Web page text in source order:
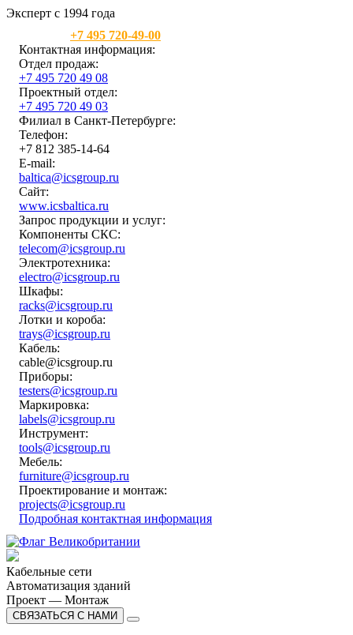
Эксперт с 1994 года
+7 495 720-49-00
Контактная информация:
Отдел продаж:
+7 495 720 49 08
Проектный отдел:
+7 495 720 49 03
Филиал в Санкт-Петербурге:
Телефон:
+7 812 385-14-64
E-mail:
baltica@icsgroup.ru
Сайт:
www.icsbaltica.ru
Запрос продукции и услуг:
Компоненты СКС:
telecom@icsgroup.ru
Электротехника:
electro@icsgroup.ru
Шкафы:
racks@icsgroup.ru
Лотки и короба:
trays@icsgroup.ru
Кабель:
cable@icsgroup.ru
Приборы:
testers@icsgroup.ru
Маркировка:
labels@icsgroup.ru
Инструмент:
tools@icsgroup.ru
Мебель:
furniture@icsgroup.ru
Проектирование и монтаж:
projects@icsgroup.ru
Подробная контактная информация
Кабельные сети
Автоматизация зданий
Проект — Монтаж
СВЯЗАТЬСЯ С НАМИ